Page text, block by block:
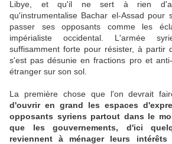
Libye, et qu'il ne sert à rien
qu'instrumentalise Bachar el-Assad pour
passer ses opposants comme les
impérialiste occidental. L'armée
suffisamment forte pour résister, à partir
s'est pas désunie en fractions pro et
étranger sur son sol.
La première chose que l'on devrait
d'ouvrir en grand les espaces
opposants syriens partout dans le
que les gouvernements, d'ici
reviennent à ménager leurs